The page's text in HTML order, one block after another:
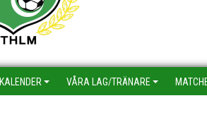
KALENDER VÅRA LAG/TRÄNARE